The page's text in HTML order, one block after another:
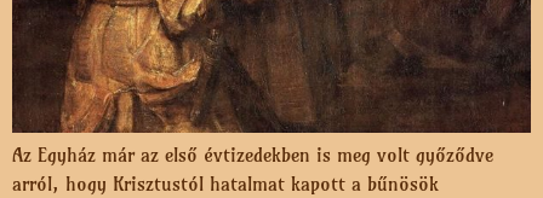
Az Egyház már az első évtizedekben is meg volt győződve
arról, hogy Krisztustól hatalmat kapott a bűnösök